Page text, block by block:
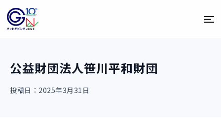
公益財団法人笹川平和財団
投稿日：2025年3月31日